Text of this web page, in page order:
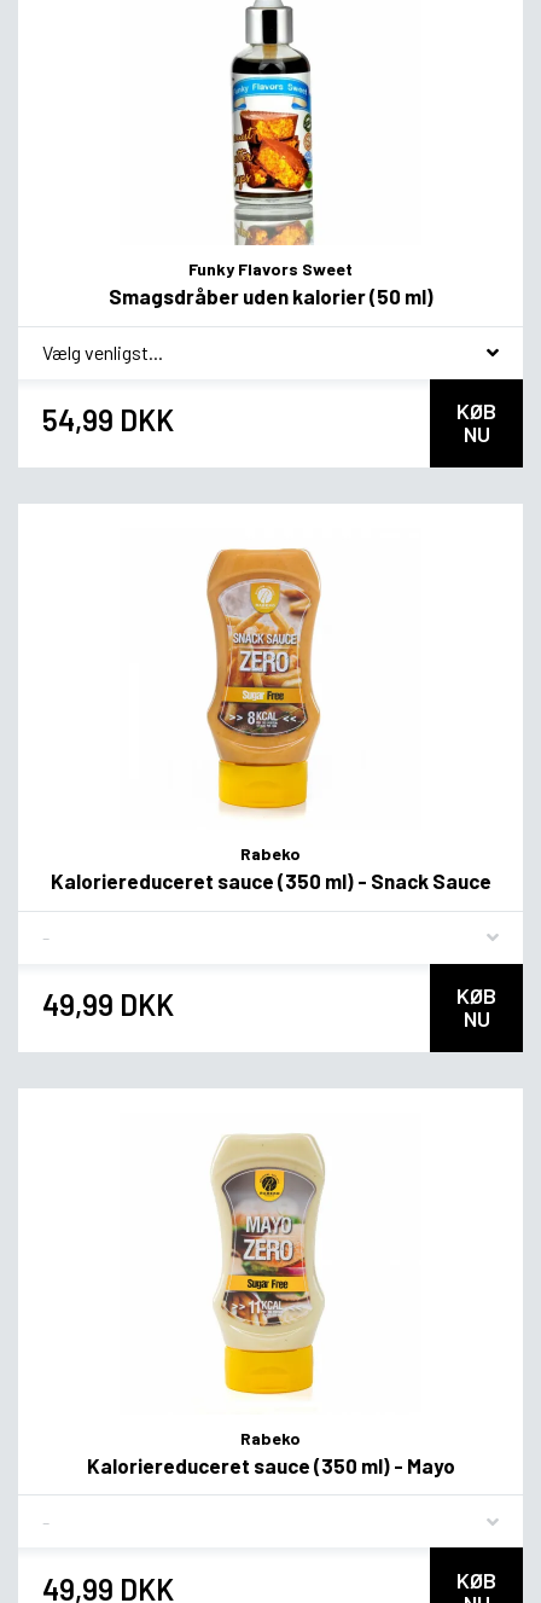
Funky Flavors Sweet
Smagsdråber uden kalorier (50 ml)
* Smagsvariant
54,99 DKK
KØB
NU
Rabeko
Kaloriereduceret sauce (350 ml) - Snack Sauce
49,99 DKK
KØB
NU
Rabeko
Kaloriereduceret sauce (350 ml) - Mayo
49,99 DKK
KØB